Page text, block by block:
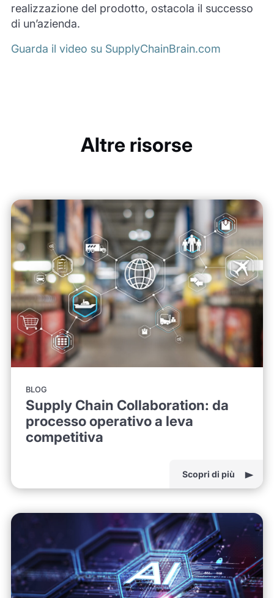
realizzazione del prodotto, ostacola il successo
di un’azienda.
Guarda il video su SupplyChainBrain.com
Altre risorse
BLOG
Supply Chain Collaboration: da
processo operativo a leva
competitiva
Scopri di più